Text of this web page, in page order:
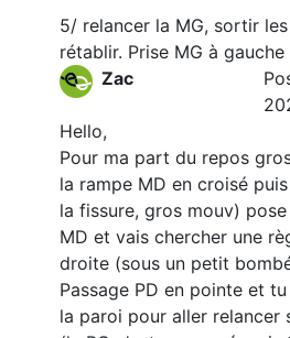
5/ relancer la MG, sortir
rétablir. Prise MG à gauche
Zac
Hello,
Pour ma part du repos
la rampe MD en croisé
la fissure, gros mouv)
MD et vais chercher une
droite (sous un petit
Passage PD en pointe et
la paroi pour aller relancer